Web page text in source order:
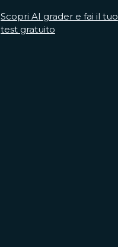
Scopri AI grader e fai il tuo
test gratuito